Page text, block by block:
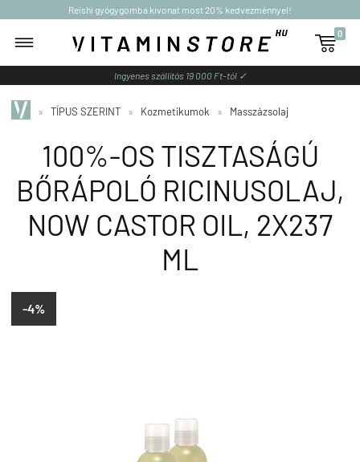
Reishi gyógygomba kivonat most 20% kedvezménnyel!

0
Ingyenes szállítás 19 000 Ft-tól ✓
» TÍPUS SZERINT » Kozmetikumok » Masszázsolaj
100%-OS TISZTASÁGÚ
BŐRÁPOLÓ RICINUSOLAJ,
NOW CASTOR OIL, 2X237
ML
-4%